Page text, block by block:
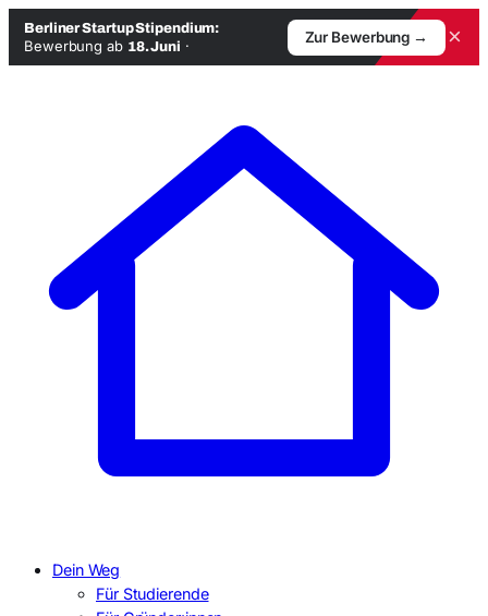
Berliner Startup Stipendium:
Bewerbung ab 18. Juni ·
Zur Bewerbung → ×
Dein Weg
Für Studierende